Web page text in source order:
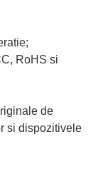
RoHS si
de
si dispozitivele